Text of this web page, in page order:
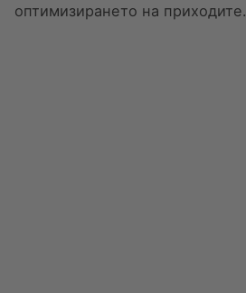
оптимизирането на приходите.